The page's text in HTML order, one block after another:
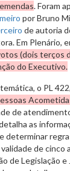
. Foram
por Bruno
de autoria
Em Plenário,
(dois terços
do Executivo.
o PL
de
as
determinar
de
de Legislação